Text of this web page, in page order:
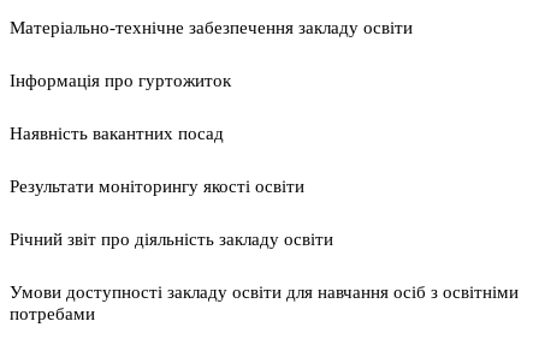
Матеріально-технічне забезпечення закладу освіти
Інформація про гуртожиток
Наявність вакантних посад
Результати моніторингу якості освіти
Річний звіт про діяльність закладу освіти
Умови доступності закладу освіти для навчання осіб з освітніми
потребами